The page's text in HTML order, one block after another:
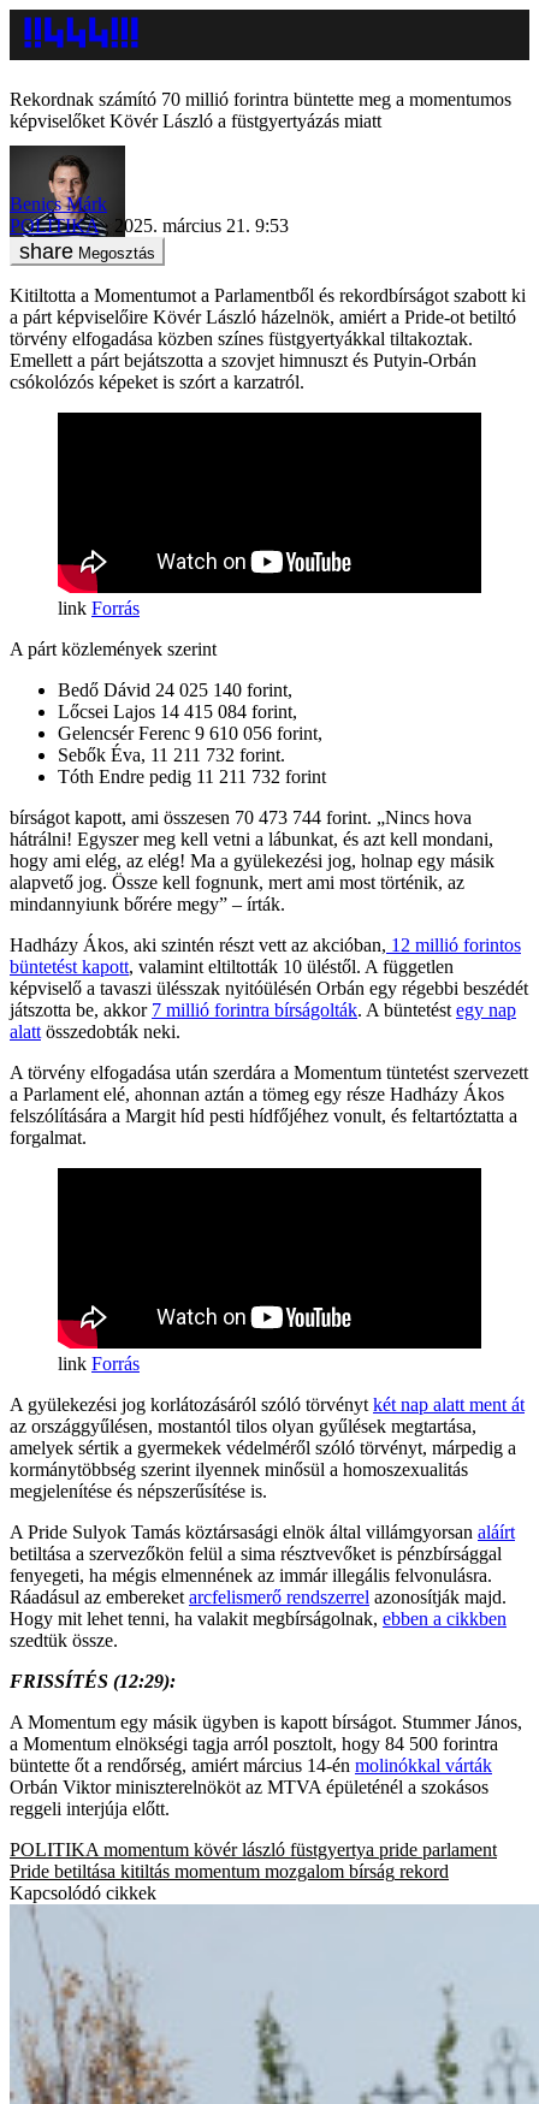
Rekordnak számító 70 millió forintra büntette meg a momentumos
képviselőket Kövér László a füstgyertyázás miatt
Benics Márk
POLITIKA
2025. március 21. 9:53
Megosztás
Kitiltotta a Momentumot a Parlamentből és rekordbírságot szabott ki
a párt képviselőire Kövér László házelnök, amiért a Pride-ot betiltó
törvény elfogadása közben színes füstgyertyákkal tiltakoztak.
Emellett a párt bejátszotta a szovjet himnuszt és Putyin-Orbán
csókolózós képeket is szórt a karzatról.
Forrás
A párt közlemények szerint
Bedő Dávid 24 025 140 forint,
Lőcsei Lajos 14 415 084 forint,
Gelencsér Ferenc 9 610 056 forint,
Sebők Éva, 11 211 732 forint.
Tóth Endre pedig 11 211 732 forint
bírságot kapott, ami összesen 70 473 744 forint. „Nincs hova
hátrálni! Egyszer meg kell vetni a lábunkat, és azt kell mondani,
hogy ami elég, az elég! Ma a gyülekezési jog, holnap egy másik
alapvető jog. Össze kell fognunk, mert ami most történik, az
mindannyiunk bőrére megy” – írták.
Hadházy Ákos, aki szintén részt vett az akcióban, 12 millió forintos
büntetést kapott, valamint eltiltották 10 üléstől. A független
képviselő a tavaszi ülésszak nyitóülésén Orbán egy régebbi beszédét
játszotta be, akkor 7 millió forintra bírságolták. A büntetést egy nap
alatt összedobták neki.
A törvény elfogadása után szerdára a Momentum tüntetést szervezett
a Parlament elé, ahonnan aztán a tömeg egy része Hadházy Ákos
felszólítására a Margit híd pesti hídfőjéhez vonult, és feltartóztatta a
forgalmat.
Forrás
A gyülekezési jog korlátozásáról szóló törvényt két nap alatt ment át
az országgyűlésen, mostantól tilos olyan gyűlések megtartása,
amelyek sértik a gyermekek védelméről szóló törvényt, márpedig a
kormánytöbbség szerint ilyennek minősül a homoszexualitás
megjelenítése és népszerűsítése is.
A Pride Sulyok Tamás köztársasági elnök által villámgyorsan aláírt
betiltása a szervezőkön felül a sima résztvevőket is pénzbírsággal
fenyegeti, ha mégis elmennének az immár illegális felvonulásra.
Ráadásul az embereket arcfelismerő rendszerrel azonosítják majd.
Hogy mit lehet tenni, ha valakit megbírságolnak, ebben a cikkben
szedtük össze.
FRISSÍTÉS (12:29):
A Momentum egy másik ügyben is kapott bírságot. Stummer János,
a Momentum elnökségi tagja arról posztolt, hogy 84 500 forintra
büntette őt a rendőrség, amiért március 14-én molinókkal várták
Orbán Viktor miniszterelnököt az MTVA épületénél a szokásos
reggeli interjúja előtt.
POLITIKA momentum kövér lászló füstgyertya pride parlament
Pride betiltása kitiltás momentum mozgalom bírság rekord
Kapcsolódó cikkek